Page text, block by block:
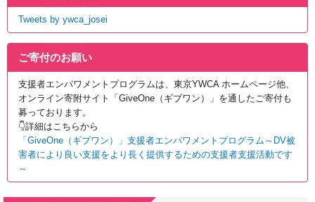
Tweets by ywca_josei
ご寄付のお願い
支援者エンパワメントプログラムは、東京YWCA ホームページ他、
オンライン寄附サイト「GiveOne （ギブワン）」を通したご寄付も
募っております。
👇詳細はこちらから
「GiveOne（ギブワン）」支援者エンパワメントプログラム～DV被
害者により良い支援をより長く提供するための支援者支援活動です
～